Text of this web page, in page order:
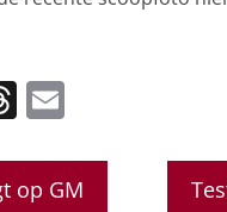
T
re ai
op GM